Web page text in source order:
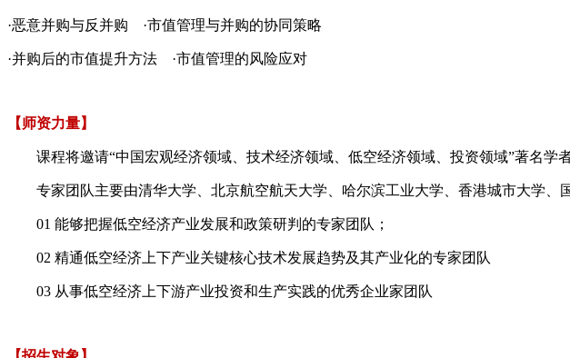
·恶意并购与反并购 ·市值管理与并购的协同策略
·并购后的市值提升方法 ·市值管理的风险应对
【师资力量】
课程将邀请“中国宏观经济领域、技术经济领域、低空经济领域、投资领域”著名学
专家团队主要由清华大学、北京航空航天大学、哈尔滨工业大学、香港城市大学、
01 能够把握低空经济产业发展和政策研判的专家团队；
02 精通低空经济上下产业关键核心技术发展趋势及其产业化的专家团队
03 从事低空经济上下游产业投资和生产实践的优秀企业家团队